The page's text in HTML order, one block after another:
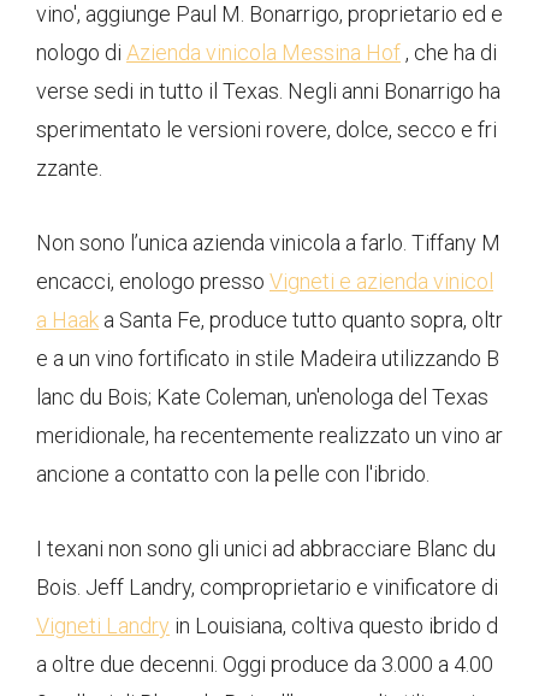
vino', aggiunge Paul M. Bonarrigo, proprietario ed e
nologo di Azienda vinicola Messina Hof, che ha di
verse sedi in tutto il Texas. Negli anni Bonarrigo ha
sperimentato le versioni rovere, dolce, secco e fri
zzante.
Non sono l’unica azienda vinicola a farlo. Tiffany M
encacci, enologo presso Vigneti e azienda vinicol
a Haak a Santa Fe, produce tutto quanto sopra, oltr
e a un vino fortificato in stile Madeira utilizzando B
lanc du Bois; Kate Coleman, un'enologa del Texas
meridionale, ha recentemente realizzato un vino ar
ancione a contatto con la pelle con l'ibrido.
I texani non sono gli unici ad abbracciare Blanc du
Bois. Jeff Landry, comproprietario e vinificatore di
Vigneti Landry in Louisiana, coltiva questo ibrido d
a oltre due decenni. Oggi produce da 3.000 a 4.00